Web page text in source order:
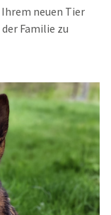
neuen Tier
Familie zu